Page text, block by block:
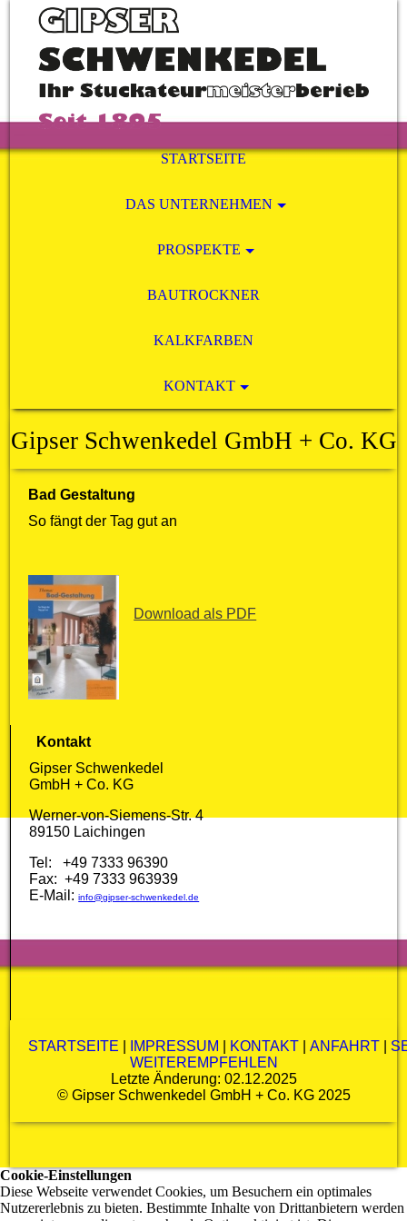
STARTSEITE
DAS UNTERNEHMEN
PROSPEKTE
BAUTROCKNER
KALKFARBEN
KONTAKT
Gipser Schwenkedel GmbH + Co. KG
Bad Gestaltung
So fängt der Tag gut an
Download als PDF
Kontakt
Gipser Schwenkedel
GmbH + Co. KG
Werner-von-Siemens-Str. 4
89150 Laichingen
Tel: +49 7333 96390
Fax: +49 7333 963939
E-Mail:info@gipser-schwenkedel.de
STARTSEITE IMPRESSUM KONTAKT |ANFAHRT
WEITEREMPFEHLEN
Letzte Änderung: 02.12.2025
© Gipser Schwenkedel GmbH + Co. KG2025
Cookie-Einstellungen
Diese Webseite verwendet Cookies, um Besuchern ein optimales
Nutzererlebnis zu bieten. Bestimmte Inhalte von Drittanbietern